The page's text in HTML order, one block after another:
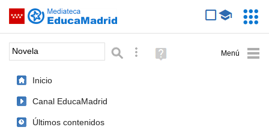
Saltar navegación
Palabra o frase: Búsqueda avanzada
Ayuda
(en
Inicio
Canal EducaMadrid
Últimos contenidos